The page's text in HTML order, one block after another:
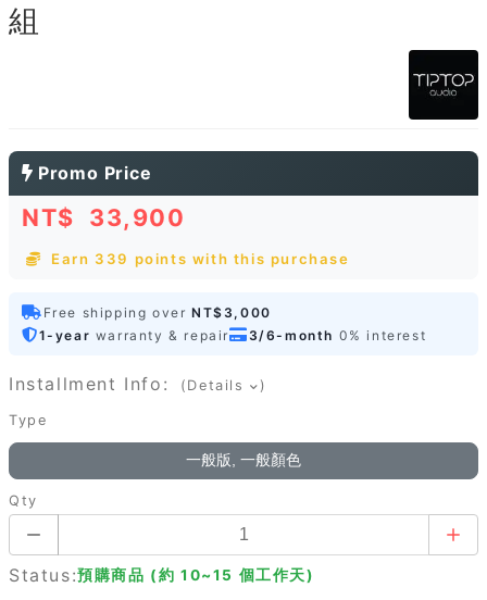
組
Promo Price
NT$ 33,900
Earn 339 points with this purchase
Free shipping overNT$3,000
1-year warranty & repair 3/6-month 0% interest
Installment Info: (Details )
Type
一般版, 一般顏色
Qty
Status:預購商品 (約 10~15 個工作天)